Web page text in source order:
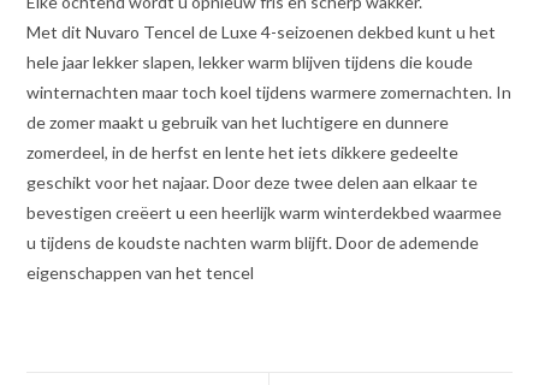
Met dit Nuvaro Tencel de Luxe 4-seizoenen dekbed kunt u het
hele jaar lekker slapen, lekker warm blijven tijdens die koude
winternachten maar toch koel tijdens warmere zomernachten. In
de zomer maakt u gebruik van het luchtigere en dunnere
zomerdeel, in de herfst en lente het iets dikkere gedeelte
geschikt voor het najaar. Door deze twee delen aan elkaar te
bevestigen creëert u een heerlijk warm winterdekbed waarmee
u tijdens de koudste nachten warm blijft. Door de ademende
eigenschappen van het tencel